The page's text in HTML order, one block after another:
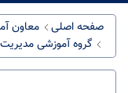
صفحه اصلی
معاون
گروه آموزشی